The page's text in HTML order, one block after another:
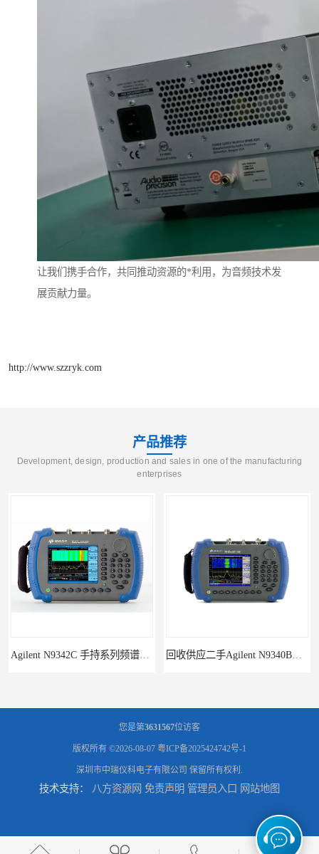
让我们携手合作，共同推动资源的*利用，为音频技术发
展贡献力量。
http://www.szzryk.com
产品推荐
Development, design, production and sales in one of the manufacturing
enterprises
Agilent N9342C 手持系列频谱分析仪 回收供应二手Agilent N9340B手持式系列频谱分析仪
诚信供应二手Agilent N9030A 系列频谱分析仪 供应二手Agilent N9020A 系列皮肤偏向于
您是第3631567位访客
版权所有 ©2026-08-07 粤ICP备2025424742号-1
深圳市中瑞仪科电子有限公司 保留所有权利.
技术支持： 八方资源网 免责声明 管理员入口 网站地图